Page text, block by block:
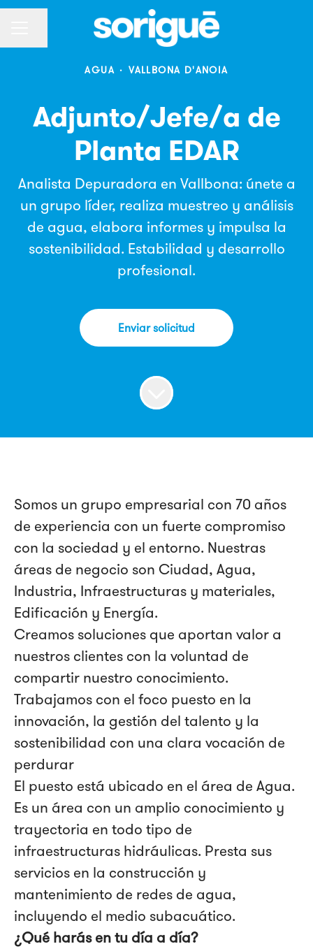
Compartir página
AGUA · VALLBONA D'ANOIA
Adjunto/Jefe/a de
Planta EDAR
Analista Depuradora en Vallbona: únete a
un grupo líder, realiza muestreo y análisis
de agua, elabora informes y impulsa la
sostenibilidad. Estabilidad y desarrollo
profesional.
Enviar solicitud
Somos un grupo empresarial con 70 años
de experiencia con un fuerte compromiso
con la sociedad y el entorno. Nuestras
áreas de negocio son Ciudad, Agua,
Industria, Infraestructuras y materiales,
Edificación y Energía.
Creamos soluciones que aportan valor a
nuestros clientes con la voluntad de
compartir nuestro conocimiento.
Trabajamos con el foco puesto en la
innovación, la gestión del talento y la
sostenibilidad con una clara vocación de
perdurar
El puesto está ubicado en el área de Agua.
Es un área con un amplio conocimiento y
trayectoria en todo tipo de
infraestructuras hidráulicas. Presta sus
servicios en la construcción y
mantenimiento de redes de agua,
incluyendo el medio subacuático.
¿Qué harás en tu día a día?